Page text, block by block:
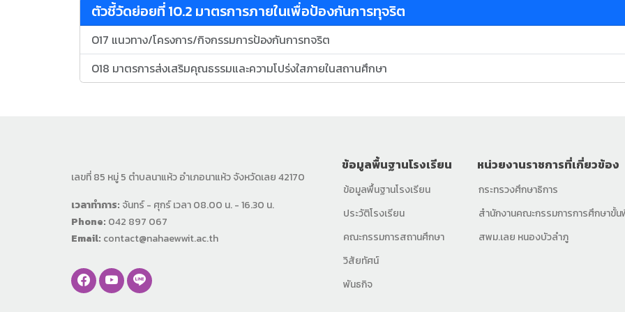
ตัวชี้วัดย่อยที่ 10.2 มาตรการภายในเพื่อป้องกันการทุจริต
O17 แนวทาง/โครงการ/กิจกรรมการป้องกันการทจริต
O18 มาตรการส่งเสริมคุณธรรมและความโปร่งใสภายในสถานศึกษา
เลขที่ 85 หมู่ 5 ตำบลนาแห้ว อำเภอนาแห้ว จังหวัดเลย 42170
เวลาทำการ: จันทร์ - ศุกร์ เวลา 08.00 น. - 16.30 น.
Phone: 042 897 067
Email: contact@nahaewwit.ac.th
ข้อมูลพื้นฐานโรงเรียน
ข้อมูลพื้นฐานโรงเรียน
ประวัติโรงเรียน
คณะกรรมการสถานศึกษา
วิสัยทัศน์
พันธกิจ
หน่วยงานราชการที่เกี่ยวข้อง
กระทรวงศึกษาธิการ
สำนักงานคณะกรรมการการศึกษาขั้
สพม.เลย หนองบัวลำภู